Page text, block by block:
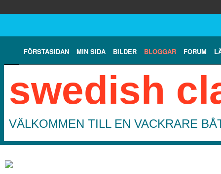
FÖRSTASIDAN MIN SIDA BILDER BLOGGAR FORUM
swedish
VÄLKOMMEN TILL EN VACKRARE